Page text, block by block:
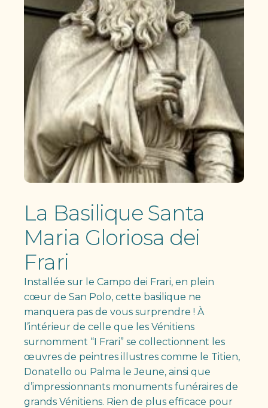
La Basilique Santa
Maria Gloriosa dei
Frari
Installée sur le Campo dei Frari, en plein
cœur de San Polo, cette basilique ne
manquera pas de vous surprendre ! À
l’intérieur de celle que les Vénitiens
surnomment “I Frari” se collectionnent les
œuvres de peintres illustres comme le Titien,
Donatello ou Palma le Jeune, ainsi que
d’impressionnants monuments funéraires de
grands Vénitiens. Rien de plus efficace pour